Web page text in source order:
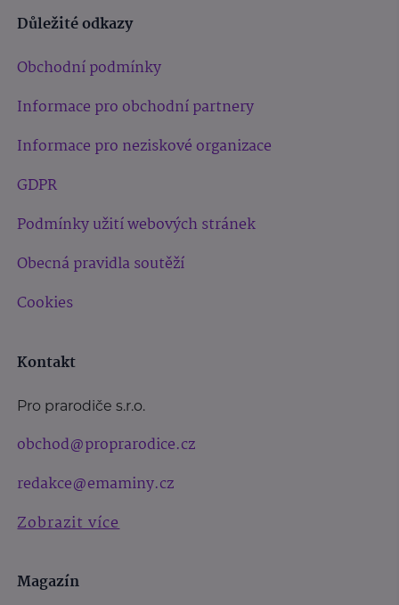
Důležité odkazy
Obchodní podmínky
Informace pro obchodní partnery
Informace pro neziskové organizace
GDPR
Podmínky užití webových stránek
Obecná pravidla soutěží
Cookies
Kontakt
Pro prarodiče s.r.o.
obchod@proprarodice.cz
redakce@emaminy.cz
Zobrazit více
Magazín